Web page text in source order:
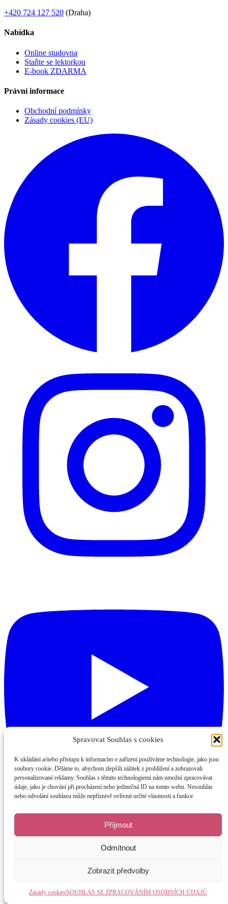
Spravovat Souhlas s cookies
K ukládání a/nebo přístupu k informacím o zařízení používáme technologie, jako jsou
soubory cookie. Děláme to, abychom zlepšili zážitek z prohlížení a zobrazovali
personalizované reklamy. Souhlas s těmito technologiemi nám umožní zpracovávat
údaje, jako je chování při procházení nebo jedinečná ID na tomto webu. Nesouhlas
nebo odvolání souhlasu může nepříznivě ovlivnit určité vlastnosti a funkce.
Příjmout
Odmítnout
Zobrazit předvolby
Zásady cookiesSOUHLAS SE ZPRACOVÁNÍM OSOBNÍCH ÚDAJŮ
+420 724 127 520 (Draha)
Nabídka
Online studovna
Staňte se lektorkou
E-book ZDARMA
Právní informace
Obchodní podmínky
Zásady cookies (EU)